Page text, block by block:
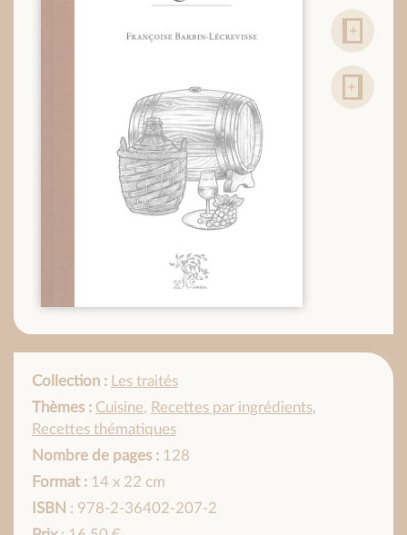
Collection : Les traités
Thèmes : Cuisine, Recettes par ingrédients,
Recettes thématiques
Nombre de pages : 128
Format : 14 x 22 cm
ISBN : 978-2-36402-207-2